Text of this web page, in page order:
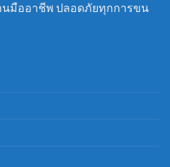
นมืออาชีพ ปลอดภัยทุกการขน